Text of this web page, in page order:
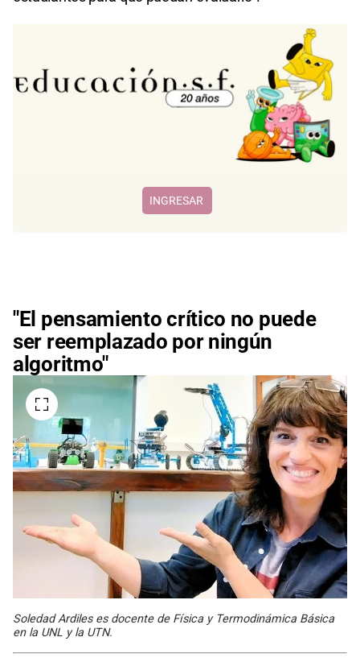
INGRESAR
"El pensamiento crítico no puede
ser reemplazado por ningún
algoritmo"
Soledad Ardiles es docente de Física y Termodinámica Básica
en la UNL y la UTN.